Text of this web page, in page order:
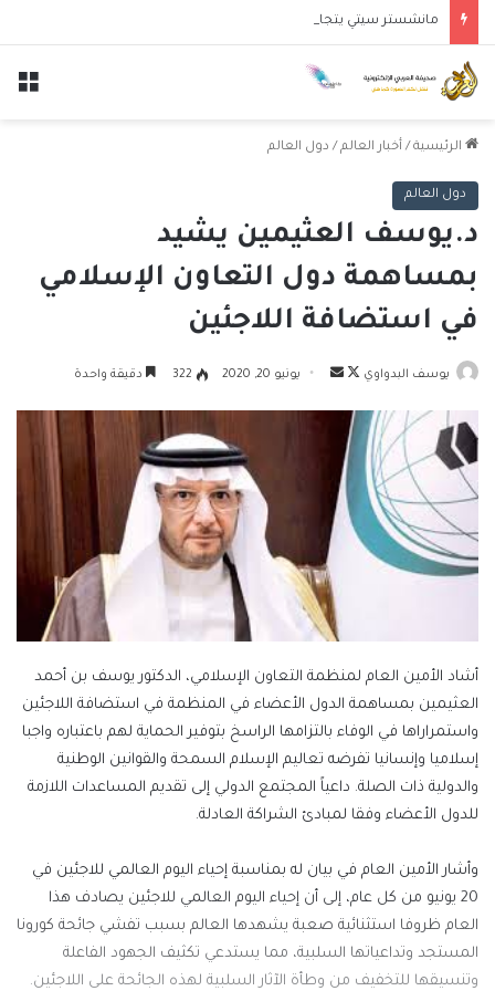
الرئيسية / أخبار العالم / دول العالم
دول العالم
د.يوسف العثيمين يشيد
بمساهمة دول التعاون الإسلامي
في استضافة اللاجئين
يوسف البدواوي
تابعأرسل يونيو 20, 2020 322 دقيقة واحدة
أشاد الأمين العام لمنظمة التعاون الإسلامي، الدكتور يوسف بن أحمد
العثيمين بمساهمة الدول الأعضاء في المنظمة في استضافة اللاجئين
واستمراراها في الوفاء بالتزامها الراسخ بتوفير الحماية لهم باعتباره واجبا
إسلاميا وإنسانيا تفرضه تعاليم الإسلام السمحة والقوانين الوطنية
والدولية ذات الصلة. داعياً المجتمع الدولي إلى تقديم المساعدات اللازمة
للدول الأعضاء وفقا لمبادئ الشراكة العادلة.
وأشار الأمين العام في بيان له بمناسبة إحياء اليوم العالمي للاجئين في
20 يونيو من كل عام، إلى أن إحياء اليوم العالمي للاجئين يصادف هذا
العام ظروفا استثنائية صعبة يشهدها العالم بسبب تفشي جائحة كورونا
المستجد وتداعياتها السلبية، مما يستدعي تكثيف الجهود الفاعلة
وتنسيقها للتخفيف من وطأة الآثار السلبية لهذه الجائحة على اللاجئين.